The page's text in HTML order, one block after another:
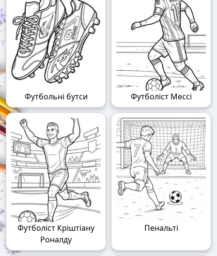
Футбольні бутси Футболіст Мессі
Футболіст Кріштіану
Роналду
Пенальті